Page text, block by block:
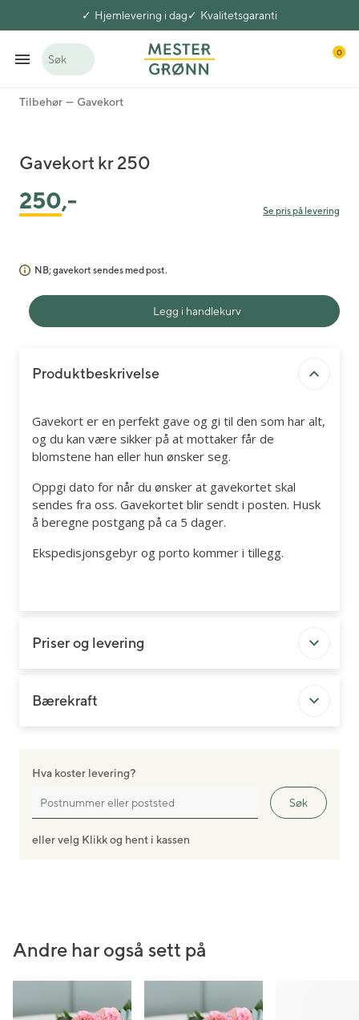
Hjemlevering i dag Kvalitetsgaranti
Søk
0
Tilbehør Gavekort
Gavekort kr 250
250,- Se pris på levering
NB; gavekort sendes med post.
Legg i handlekurv
Produktbeskrivelse
Gavekort er en perfekt gave og gi til den som har alt,
og du kan være sikker på at mottaker får de
blomstene han eller hun ønsker seg.
Oppgi dato for når du ønsker at gavekortet skal
sendes fra oss. Gavekortet blir sendt i posten. Husk
å beregne postgang på ca 5 dager.
Ekspedisjonsgebyr og porto kommer i tillegg.
Priser og levering
Bærekraft
Hva koster levering?
Søk
eller velg Klikk og hent i kassen
Andre har også sett på